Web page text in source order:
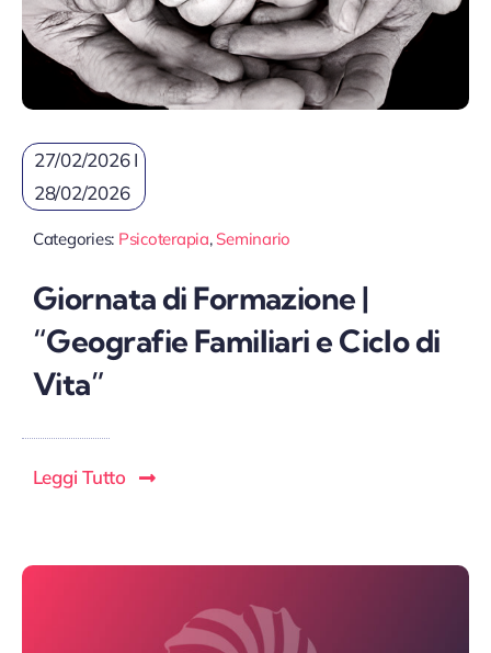
27/02/2026 I
28/02/2026
Categories: Psicoterapia, Seminario
Giornata di Formazione |
“Geografie Familiari e Ciclo di
Vita”
Leggi Tutto